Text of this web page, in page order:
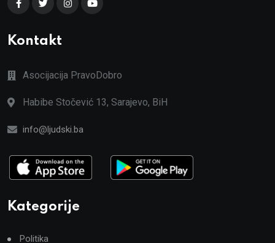
Kontakt
Asocijacija PravoDobro
Habibe Stočević 13, Sarajevo, BiH
info@ljudski.ba
Kategorije
Politika